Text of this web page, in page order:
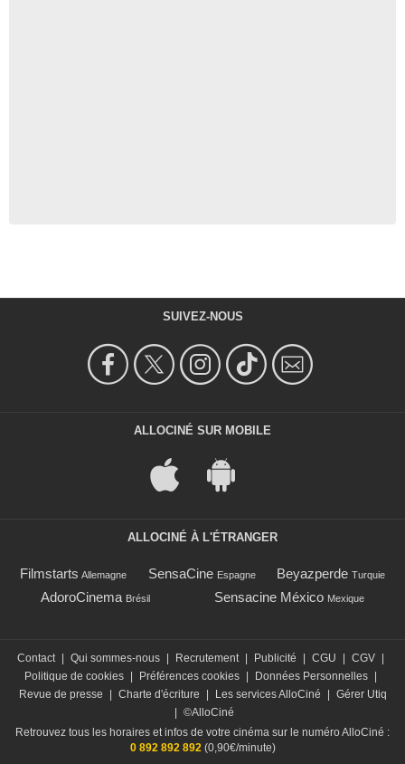
SUIVEZ-NOUS
ALLOCINÉ SUR MOBILE
ALLOCINÉ À L'ÉTRANGER
Filmstarts Allemagne SensaCine Espagne Beyazperde Turquie
AdoroCinema Brésil Sensacine México Mexique
Contact Qui sommes-nous Recrutement Publicité CGU CGV
Politique de cookies
Préférences cookies Données Personnelles
Revue de presse
Charte d'écriture Les services AlloCiné
Gérer Utiq
©AlloCiné
Retrouvez tous les horaires et infos de votre cinéma sur le numéro AlloCiné :
0 892 892 892(0,90€/minute)